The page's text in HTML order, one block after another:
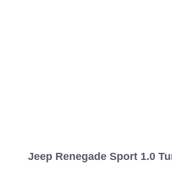
Jeep Renegade Sport 1.0